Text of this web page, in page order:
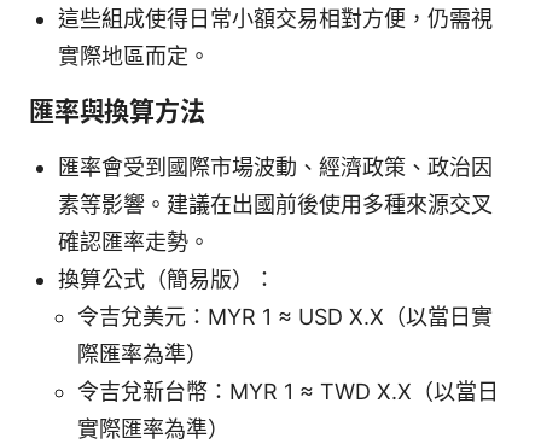
這些組成使得日常小額交易相對方便，仍需視
實際地區而定。
匯率與換算方法
匯率會受到國際市場波動、經濟政策、政治因
素等影響。建議在出國前後使用多種來源交叉
確認匯率走勢。
換算公式（簡易版）：
令吉兌美元：MYR 1 ≈ USD X.X（以當日實
際匯率為準）
令吉兌新台幣：MYR 1 ≈ TWD X.X（以當日
實際匯率為準）